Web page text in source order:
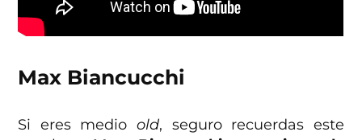
Max Biancucchi
Si eres medio old, seguro recuerdas este